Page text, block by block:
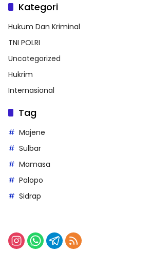
Kategori
Hukum Dan Kriminal
TNI POLRI
Uncategorized
Hukrim
Internasional
Tag
Majene
Sulbar
Mamasa
Palopo
Sidrap